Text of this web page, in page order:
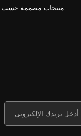
منتجات مصممة حسب